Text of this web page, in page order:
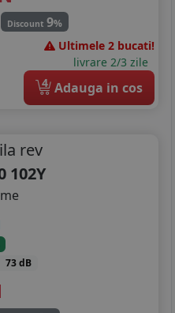
Discount 9%
Ultimele 2 bucati!
livrare 2/3 zile
4 Adauga in cos
rev
102Y
73 dB